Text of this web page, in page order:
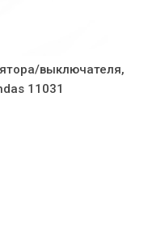
выключателя,
11031